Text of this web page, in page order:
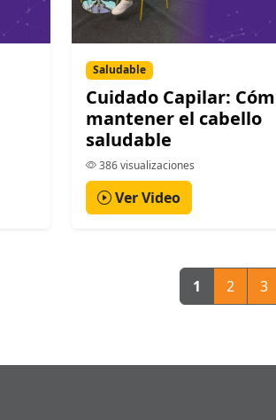
Saludable
Cuidado Capilar:
mantener el cabello
saludable
386 visualizaciones
Ver Video
1 2 3